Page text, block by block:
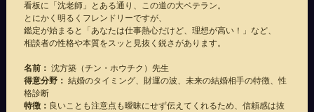
看板に「沈老師」とある通り、この道の大ベテラン。
とにかく明るくフレンドリーですが、
鑑定が始まると「あなたは仕事熱心だけど、理想が高い！」など、
相談者の性格や本質をスッと見抜く鋭さがあります。
名前： 沈方築（チン・ホウチク）先生
得意分野： 結婚のタイミング、財運の波、未来の結婚相手の特徴、性
格診断
特徴： 良いことも注意点も曖昧にせず伝えてくれるため、信頼感は抜